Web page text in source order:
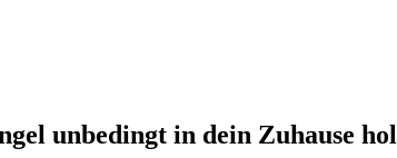
unbedingt in dein Zuhause